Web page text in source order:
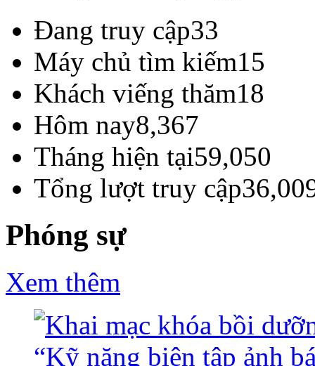
Đang truy cập33
Máy chủ tìm kiếm15
Khách viếng thăm18
Hôm nay8,367
Tháng hiện tại59,050
Tổng lượt truy cập
Phóng sự
Xem thêm